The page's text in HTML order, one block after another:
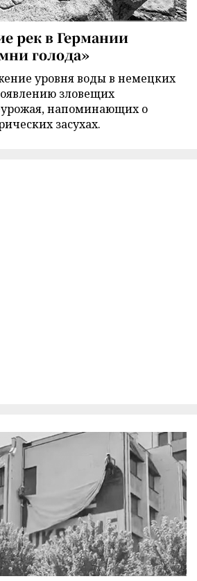
рек в Германии
голода»
уровня воды в немецких
зловещих
напоминающих о
засухах.